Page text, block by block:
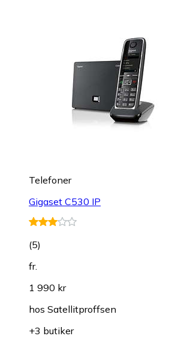
Telefoner
Gigaset C530 IP
(5)
fr.
1 990 kr
hos Satellitproffsen
+3 butiker